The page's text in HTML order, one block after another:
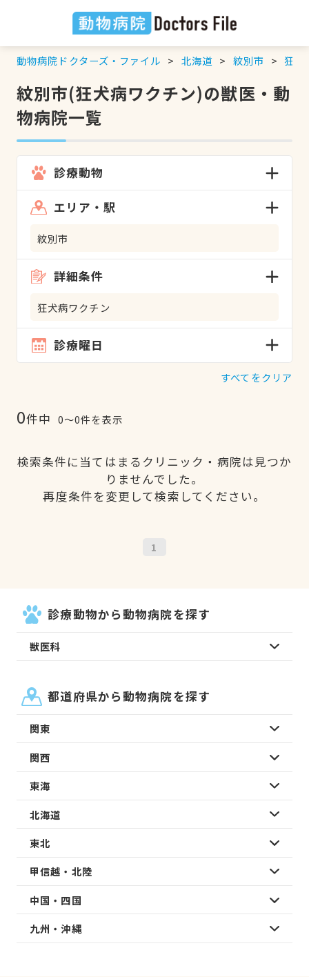
動物病院ドクターズ・ファイル 北海道 紋別市 狂犬
紋別市(狂犬病ワクチン)の獣医・動
物病院一覧
診療動物
エリア・駅
紋別市
詳細条件
狂犬病ワクチン
診療曜日
すべてをクリア
0件中 0〜0件を表示
検索条件に当てはまるクリニック・病院は見つか
りませんでした。
再度条件を変更して検索してください。
1
診療動物から動物病院を探す
獣医科
都道府県から動物病院を探す
関東
関西
東海
北海道
東北
甲信越・北陸
中国・四国
九州・沖縄